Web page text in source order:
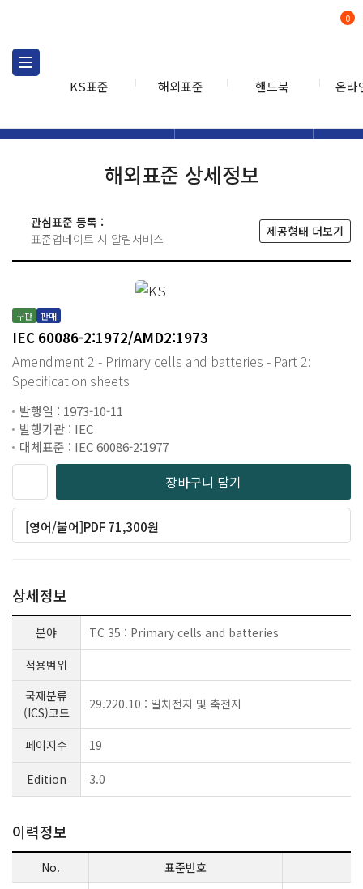
KS표준 해외표준 핸드북 온라
0
해외표준 상세정보
관심표준 등록 :
표준업데이트 시 알림서비스
제공형태 더보기
구판 판매
IEC 60086-2:1972/AMD2:1973
Amendment 2 - Primary cells and batteries - Part 2:
Specification sheets
발행일 : 1973-10-11
발행기관 : IEC
대체표준 : IEC 60086-2:1977
장바구니 담기
[영어/불어]PDF 71,300원
상세정보
분야
TC 35 : Primary cells and batteries
적용범위
국제분류
(ICS)코드
29.220.10 : 일차전지 및 축전지
페이지수 19
Edition 3.0
이력정보
No. 표준번호